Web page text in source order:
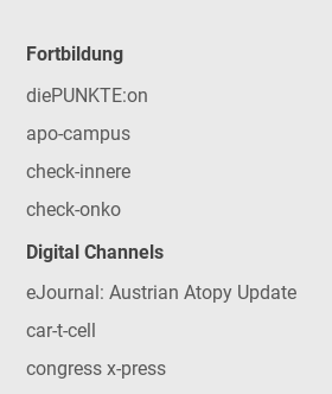
Fortbildung
diePUNKTE:on
apo-campus
check-innere
check-onko
Digital Channels
eJournal: Austrian Atopy Update
car-t-cell
congress x-press